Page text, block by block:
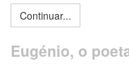
Continuar...
Eugénio, o